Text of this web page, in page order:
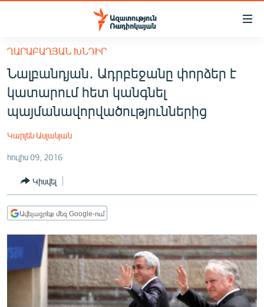
Մատչելիության
հիմնական
բովանդակությանը
Անցնել
հիմնական
մենյուին
ՀԱՅԱՍՏԱՆ
ՔԱՂԱՔԱԿԱՆ
ՏՆՏԵՍՈՒԹՅՈՒՆ
ՂԱՐԱԲԱՂ
ՏԱՐԱԾԱՇՐՋԱՆ
ՄԻՋԱԶԳԱՅԻՆ
ՄՇԱԿՈՒՅԹ
ՂԱՐԱԲԱՂՅԱՆ ԽՆԴԻՐ
Նալբանդյան․ Ադրբեջանը փորձեր է
կատարում հետ կանգնել
պայմանավորվածություններից
Կարլեն Ասլանյան
հուլիս 09, 2016
Կիսվել
Ավելացրեք մեզ Google-ում